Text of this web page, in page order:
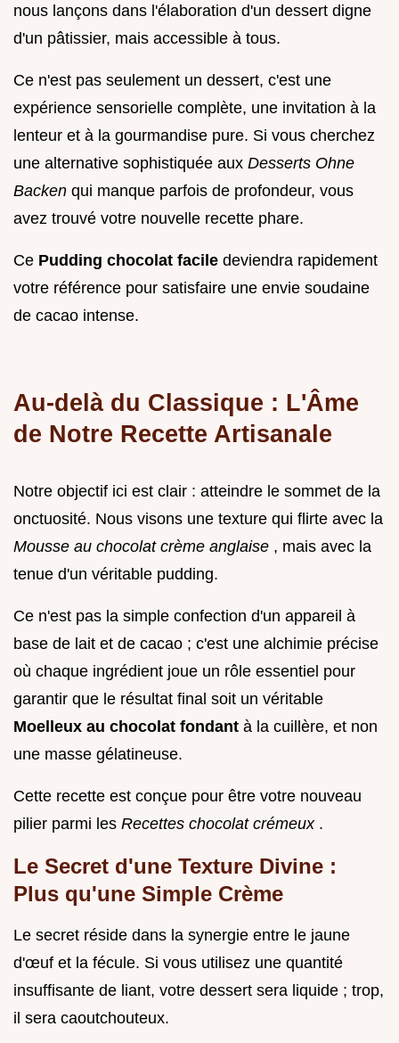
nous lançons dans l'élaboration d'un dessert digne
d'un pâtissier, mais accessible à tous.
Ce n'est pas seulement un dessert, c'est une
expérience sensorielle complète, une invitation à la
lenteur et à la gourmandise pure. Si vous cherchez
une alternative sophistiquée aux Desserts Ohne
Backen qui manque parfois de profondeur, vous
avez trouvé votre nouvelle recette phare.
Ce Pudding chocolat facile deviendra rapidement
votre référence pour satisfaire une envie soudaine
de cacao intense.
Au-delà du Classique : L'Âme
de Notre Recette Artisanale
Notre objectif ici est clair : atteindre le sommet de la
onctuosité. Nous visons une texture qui flirte avec la
Mousse au chocolat crème anglaise , mais avec la
tenue d'un véritable pudding.
Ce n'est pas la simple confection d'un appareil à
base de lait et de cacao ; c'est une alchimie précise
où chaque ingrédient joue un rôle essentiel pour
garantir que le résultat final soit un véritable
Moelleux au chocolat fondant à la cuillère, et non
une masse gélatineuse.
Cette recette est conçue pour être votre nouveau
pilier parmi les Recettes chocolat crémeux .
Le Secret d'une Texture Divine :
Plus qu'une Simple Crème
Le secret réside dans la synergie entre le jaune
d'œuf et la fécule. Si vous utilisez une quantité
insuffisante de liant, votre dessert sera liquide ; trop,
il sera caoutchouteux.